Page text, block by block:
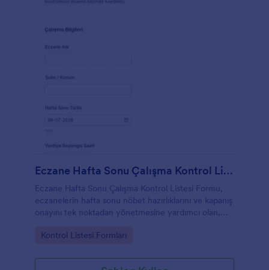
Eczane Hafta Sonu Çalışma Kontrol Listesi Formu
Eczane Hafta Sonu Çalışma Kontrol Listesi Formu,
eczanelerin hafta sonu nöbet hazırlıklarını ve kapanış
onayını tek noktadan yönetmesine yardımcı olan,
şablonudur.
Go to Category:
Kontrol Listesi Formları